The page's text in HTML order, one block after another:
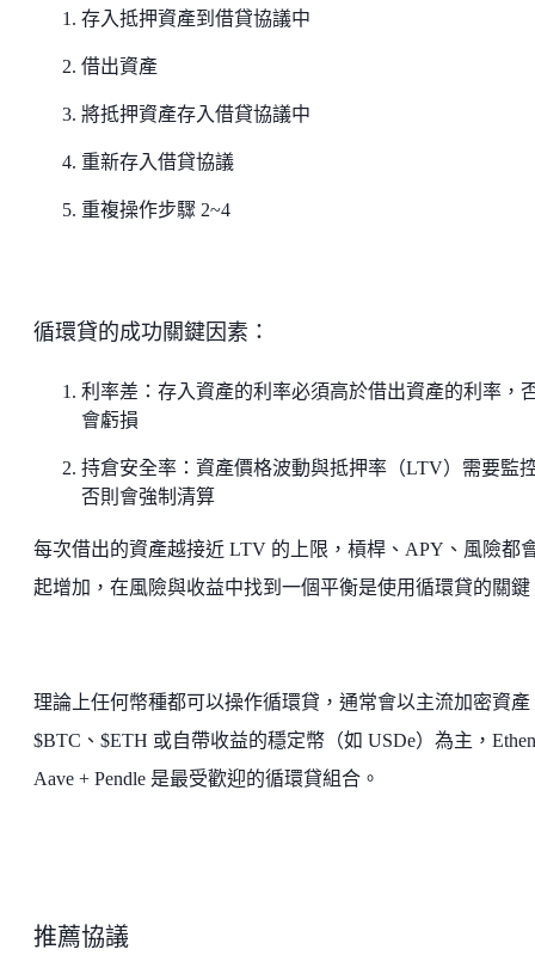
存入抵押資產到借貸協議中
借出資產
將抵押資產存入借貸協議中
重新存入借貸協議
重複操作步驟 2~4
循環貸的成功關鍵因素：
利率差：存入資產的利率必須高於借出資產的利率，
會虧損
持倉安全率：資產價格波動與抵押率（LTV）需要監
否則會強制清算
每次借出的資產越接近 LTV 的上限，槓桿、APY、風險都
起增加，在風險與收益中找到一個平衡是使用循環貸的關鍵
理論上任何幣種都可以操作循環貸，通常會以主流加密資產
$BTC、$ETH 或自帶收益的穩定幣（如 USDe）為主，
Aave + Pendle 是最受歡迎的循環貸組合。
推薦協議